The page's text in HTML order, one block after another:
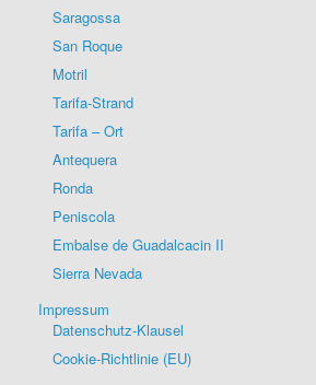
Saragossa
San Roque
Motril
Tarifa-Strand
Tarifa – Ort
Antequera
Ronda
Peniscola
Embalse de Guadalcacin II
Sierra Nevada
Impressum
Datenschutz-Klausel
Cookie-Richtlinie (EU)